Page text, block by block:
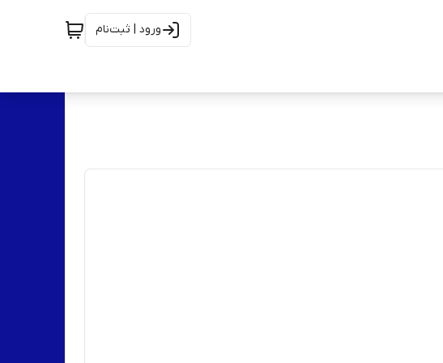
ورود | ثبت‌نام